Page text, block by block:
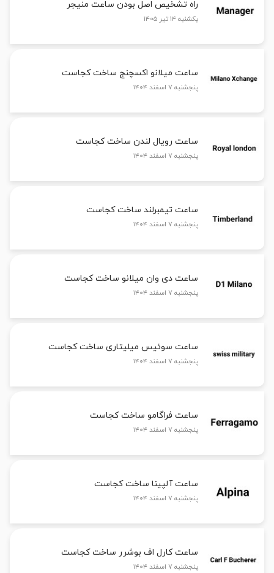
راه تشخیص اصل بودن ساعت منیجر
یکشنبه ۱۴ تیر ۱۴۰۵
ساعت میلانو اکسچنج ساخت کجاست
پنجشنبه ۷ اسفند ۱۴۰۴
ساعت رویال لندن ساخت کجاست
پنجشنبه ۷ اسفند ۱۴۰۴
ساعت تیمبرلند ساخت کجاست
پنجشنبه ۷ اسفند ۱۴۰۴
ساعت دی وان میلانو ساخت کجاست
پنجشنبه ۷ اسفند ۱۴۰۴
ساعت سوئیس میلیتاری ساخت کجاست
پنجشنبه ۷ اسفند ۱۴۰۴
ساعت فراگامو ساخت کجاست
پنجشنبه ۷ اسفند ۱۴۰۴
ساعت آلپینا ساخت کجاست
پنجشنبه ۷ اسفند ۱۴۰۴
ساعت کارل اف بوشرر ساخت کجاست
پنجشنبه ۷ اسفند ۱۴۰۴